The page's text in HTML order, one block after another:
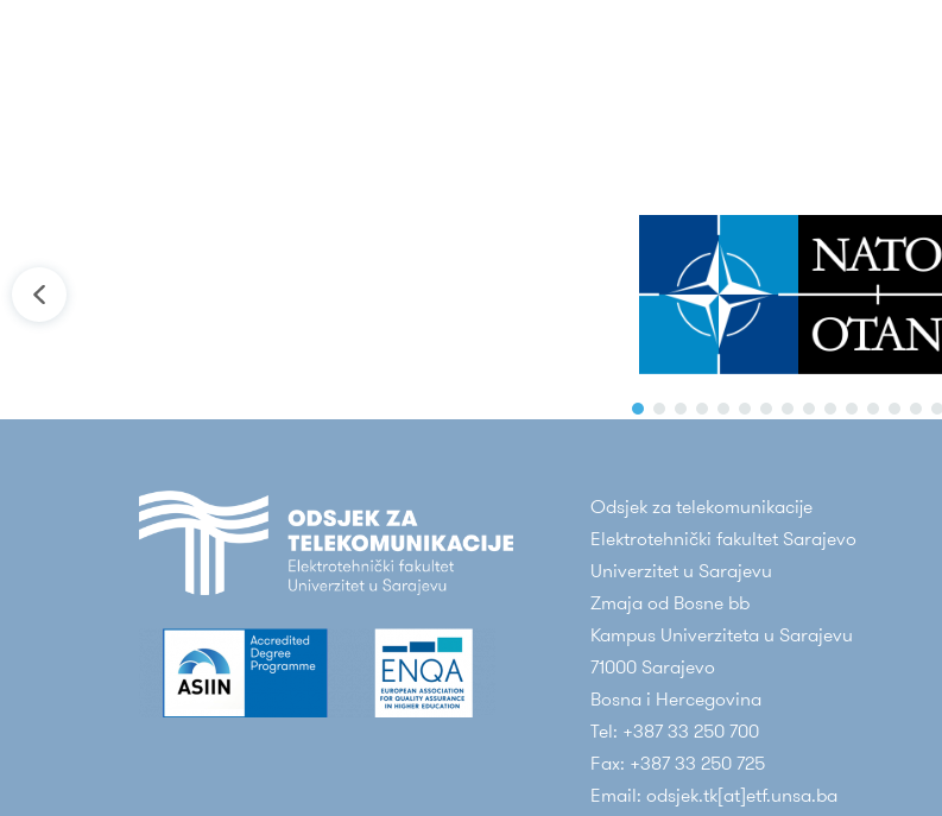
Odsjek za telekomunikacije
Elektrotehnički fakultet Sarajevo
Univerzitet u Sarajevu
Zmaja od Bosne bb
Kampus Univerziteta u Sarajevu
71000 Sarajevo
Bosna i Hercegovina
Tel: +387 33 250 700
Fax: +387 33 250 725
Email: odsjek.tk[at]etf.unsa.ba